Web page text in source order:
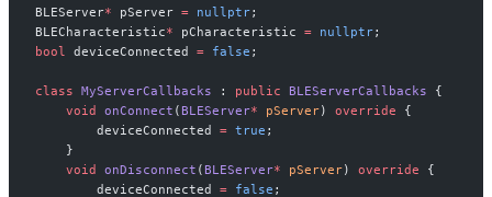
BLEServer* pServer = nullptr;
BLECharacteristic* pCharacteristic = nullptr;
bool
deviceConnected = false ;
class MyServerCallbacks : public BLEServerCallbacks {
    void
onConnect ( BLEServer* pServer) override {
        deviceConnected
= true ;
    }
    void
onDisconnect ( BLEServer* pServer) override {
        deviceConnected
= false ;